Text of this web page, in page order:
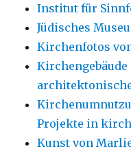
Institut für
Jüdisches
Kirchenfotos
Kirchengebäude
Projekte in
Kunst von